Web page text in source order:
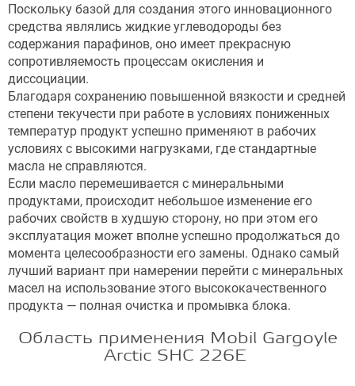
Поскольку базой для создания этого инновационного
средства являлись жидкие углеводороды без
содержания парафинов, оно имеет прекрасную
сопротивляемость процессам окисления и
диссоциации.
Благодаря сохранению повышенной вязкости и средней
степени текучести при работе в условиях пониженных
температур продукт успешно применяют в рабочих
условиях с высокими нагрузками, где стандартные
масла не справляются.
Если масло перемешивается с минеральными
продуктами, происходит небольшое изменение его
рабочих свойств в худшую сторону, но при этом его
эксплуатация может вполне успешно продолжаться до
момента целесообразности его замены. Однако самый
лучший вариант при намерении перейти с минеральных
масел на использование этого высококачественного
продукта — полная очистка и промывка блока.
Область применения Mobil Gargoyle
Arctic SHC 226E